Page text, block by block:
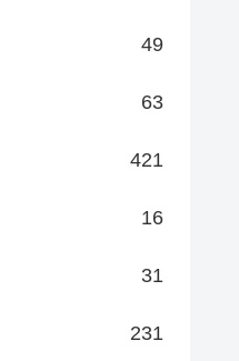
49
63
421
16
31
231